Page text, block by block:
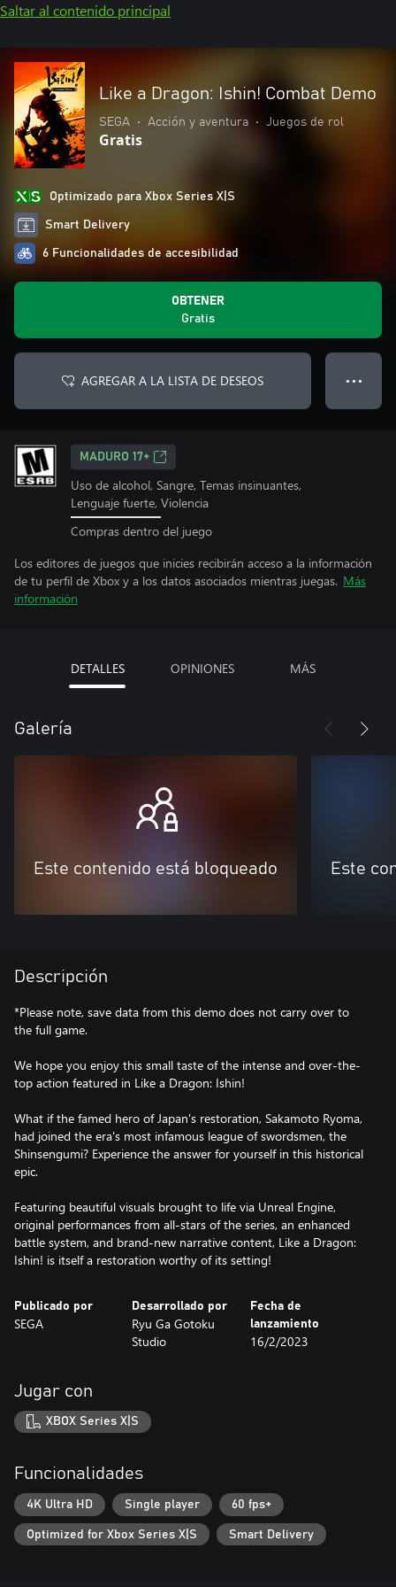
Saltar al contenido principal
Like a Dragon: Ishin! Combat Demo
SEGA • Acción y aventura • Juegos de rol
Gratis
Optimizado para Xbox Series X|S
Smart Delivery
6 Funcionalidades de accesibilidad
OBTENER
Gratis
AGREGAR A LA LISTA DE DESEOS ● ● ●
MADURO 17+
Uso de alcohol, Sangre, Temas insinuantes,
Lenguaje fuerte, Violencia
Compras dentro del juego
Los editores de juegos que inicies recibirán acceso a la información
de tu perfil de Xbox y a los datos asociados mientras juegas. Más
información
DETALLES OPINIONES MÁS
Galería
Este contenido está bloqueado Este
Descripción
*Please note, save data from this demo does not carry over to
the full game.
We hope you enjoy this small taste of the intense and over-the-
top action featured in Like a Dragon: Ishin!
What if the famed hero of Japan's restoration, Sakamoto Ryoma,
had joined the era's most infamous league of swordsmen, the
Shinsengumi? Experience the answer for yourself in this historical
epic.
Featuring beautiful visuals brought to life via Unreal Engine,
original performances from all-stars of the series, an enhanced
battle system, and brand-new narrative content, Like a Dragon:
Publicado por
SEGA
Desarrollado por
Ryu Ga Gotoku
Studio
Fecha de
lanzamiento
16/2/2023
Jugar con
XBOX Series X|S
Funcionalidades
4K Ultra HD Single player 60 fps+
Optimized for Xbox Series X|S Smart Delivery